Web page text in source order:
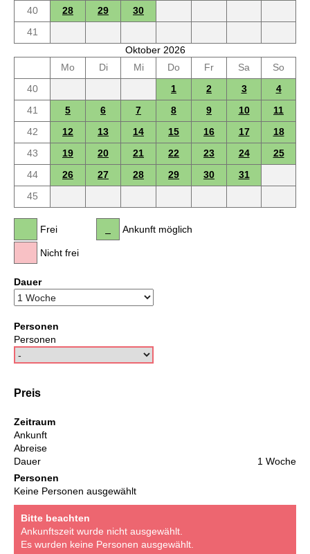
40
28 29
30
41
Oktober 2026
Mo
Di Mi Do Fr Sa
So
40
1 2 3
4
41
5 6 7 8 9 10
11
42
12 13 14 15 16 17
18
43
19 20 21 22 23 24
25
44
26 27 28 29 30
31
45
Frei
Nicht frei
Ankunft möglich
Dauer
Personen
Personen
Preis
Zeitraum
Ankunft
Abreise
Dauer
1 Woche
Personen
Keine Personen ausgewählt
Bitte beachten
Ankunftszeit wurde nicht ausgewählt.
Es wurden keine Personen ausgewählt.